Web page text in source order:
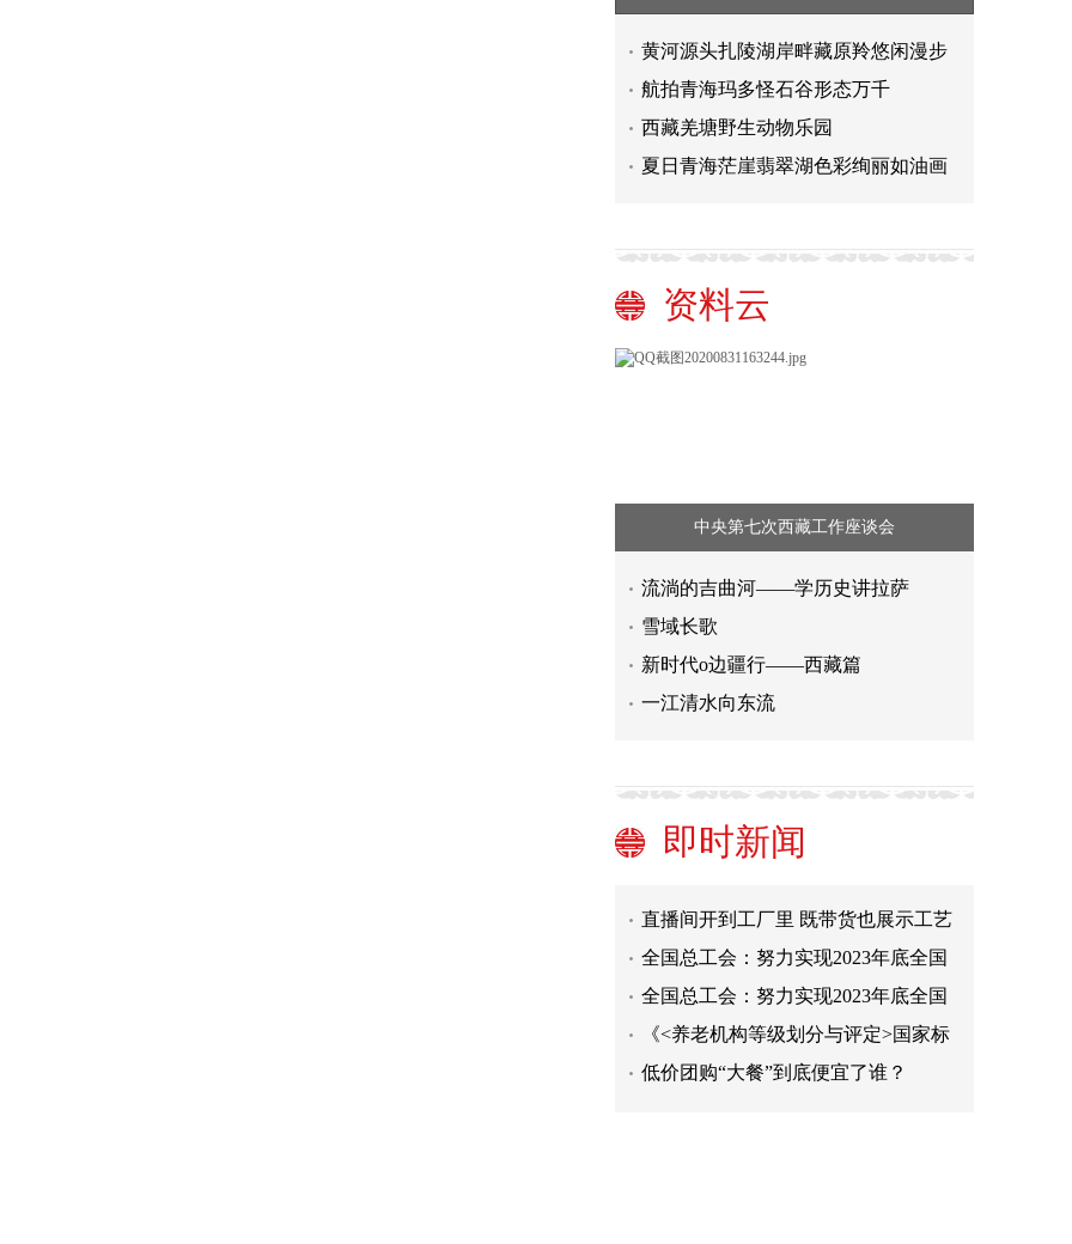
黄河源头扎陵湖岸畔藏原羚悠闲漫步
航拍青海玛多怪石谷形态万千
西藏羌塘野生动物乐园
夏日青海茫崖翡翠湖色彩绚丽如油画
资料云
中央第七次西藏工作座谈会
流淌的吉曲河——学历史讲拉萨
雪域长歌
新时代o边疆行——西藏篇
一江清水向东流
即时新闻
实现大规模减贫经验值得借鉴！中国
长
中国一冶中标武汉市青山区EPC项目
北京四中等三所签约学校9月在雄安新
配方乳粉新规来了 更好保障婴幼